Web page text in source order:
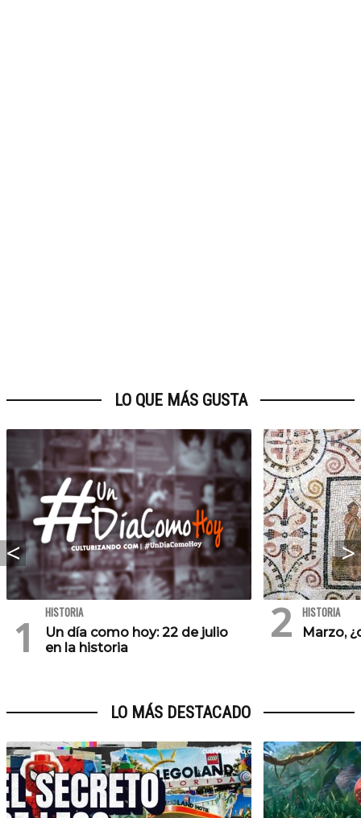
LO QUE MÁS GUSTA
HISTORIA
Un día como hoy: 22 de julio
en la historia
HISTORIA
Marzo,
LO MÁS DESTACADO